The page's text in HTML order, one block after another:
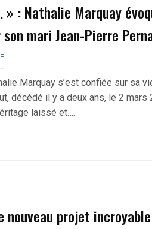
: Nathalie Marquay
mari Jean-Pierre
Marquay s’est confiée sur sa
décédé il y a deux ans, le 2 mars
laissé et….
nouveau projet